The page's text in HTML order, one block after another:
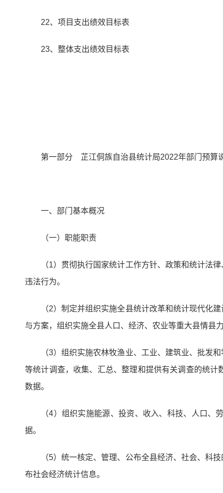
22、项目支出绩效目标表
23、整体支出绩效目标表
第一部分 芷江侗族自治县统计局2022年部门预算
一、部门基本概况
（一）职能职责
（1）贯彻执行国家统计工作方针、政策和统计法
违法行为。
（2）制定并组织实施全县统计改革和统计现代化
与方案，组织实施全县人口、经济、农业等重大县情县
（3）组织实施农林牧渔业、工业、建筑业、批发
等统计调查，收集、汇总、整理和提供有关调查的统
数据。
（4）组织实施能源、投资、收入、科技、人口
据。
（5）统一核定、管理、公布全县经济、社会、科
布社会经济统计信息。